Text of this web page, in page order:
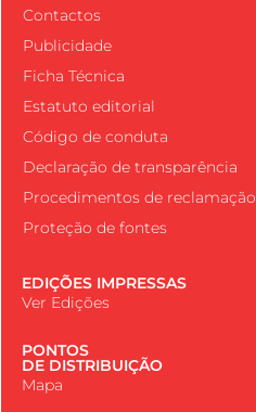
Contactos
Publicidade
Ficha Técnica
Estatuto editorial
Código de conduta
Declaração de transparência
Procedimentos de reclamação
Proteção de fontes
EDIÇÕES IMPRESSAS
Ver Edições
PONTOS
DE DISTRIBUIÇÃO
Mapa